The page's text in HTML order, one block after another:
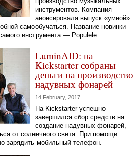
инструментов. Компания
анонсировала выпуск «умной»
самообучаться. Название новинки
инструмента — Populele.
LuminAID: на
Kickstarter собраны
деньги на производство
надувных фонарей
14 February, 2017
На Kickstarter успешно
завершился сбор средств на
создание надувных фонарей,
от солнечного света. При помощи
зарядить мобильный телефон.